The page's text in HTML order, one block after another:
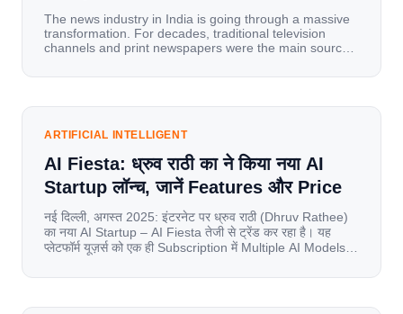
The news industry in India is going through a massive
transformation. For decades, traditional television
channels and print newspapers were the main sources
mobile data, affordable smartphones, and high-speed
has become a mobile-first market where consumers
ARTIFICIAL INTELLIGENT
AI Fiesta: ध्रुव राठी का ने किया नया AI
Startup लॉन्च, जानें Features और Price
नई दिल्ली, अगस्त 2025: इंटरनेट पर ध्रुव राठी (Dhruv Rathee)
का नया AI Startup – AI Fiesta तेजी से ट्रेंड कर रहा है। यह
प्लेटफॉर्म यूज़र्स को एक ही Subscription में Multiple AI Models
यूज़र्स का जबरदस्त रिस्पॉन्स लॉन्च के तुरंत […]